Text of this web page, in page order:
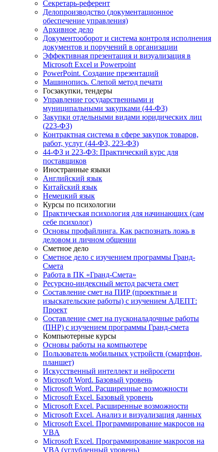
Секретарь-референт
Делопроизводство (документационное
обеспечение управления)
Архивное дело
Документооборот и система контроля исполнения
документов и поручений в организации
Эффективная презентация и визуализация в
Microsoft Excel и Powerpoint
PowerPoint. Создание презентаций
Машинопись. Слепой метод печати
Госзакупки, тендеры
Управление государственными и
муниципальными закупками (44-ФЗ)
Закупки отдельными видами юридических лиц
(223-ФЗ)
Контрактная система в сфере закупок товаров,
работ, услуг (44-ФЗ, 223-ФЗ)
44-ФЗ и 223-ФЗ: Практический курс для
поставщиков
Иностранные языки
Английский язык
Китайский язык
Немецкий язык
Курсы по психологии
Практическая психология для начинающих (сам
себе психолог)
Основы профайлинга. Как распознать ложь в
деловом и личном общении
Сметное дело
Сметное дело с изучением программы Гранд-
Смета
Работа в ПК «Гранд-Смета»
Ресурсно-индексный метод расчета смет
Составление смет на ПИР (проектные и
изыскательские работы) с изучением АДЕПТ:
Проект
Составление смет на пусконаладочные работы
(ПНР) с изучением программы Гранд-смета
Компьютерные курсы
Основы работы на компьютере
Пользователь мобильных устройств (смартфон,
планшет)
Искусственный интеллект и нейросети
Microsoft Word. Базовый уровень
Microsoft Word. Расширенные возможности
Microsoft Excel. Базовый уровень
Microsoft Excel. Расширенные возможности
Microsoft Excel. Анализ и визуализация данных
Microsoft Excel. Программирование макросов на
VBA
Microsoft Excel. Программирование макросов на
VBA (углубленный уровень)